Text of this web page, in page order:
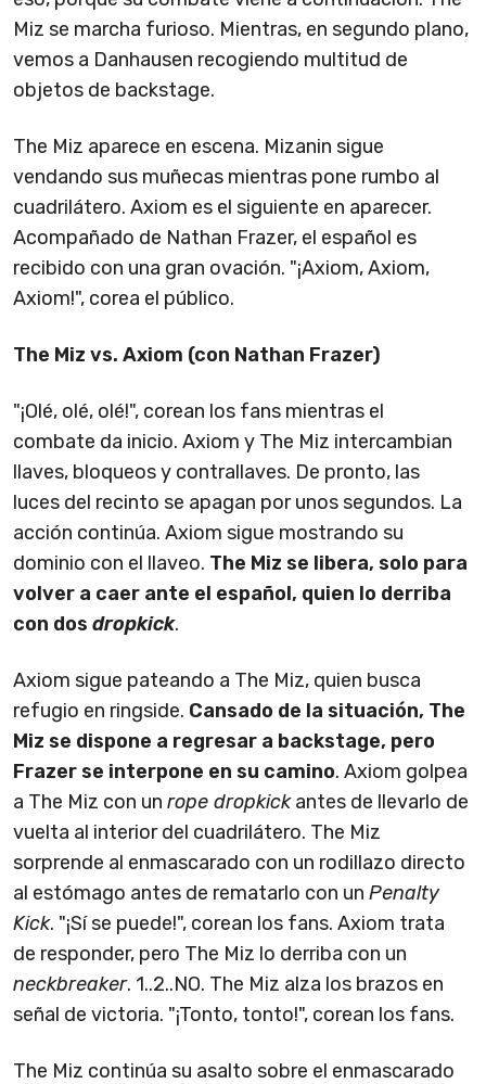
Miz se marcha furioso. Mientras, en segundo plano,
vemos a Danhausen recogiendo multitud de
objetos de backstage.
The Miz aparece en escena. Mizanin sigue
vendando sus muñecas mientras pone rumbo al
cuadrilátero. Axiom es el siguiente en aparecer.
Acompañado de Nathan Frazer, el español es
recibido con una gran ovación. "¡Axiom, Axiom,
Axiom!", corea el público.
The Miz vs. Axiom (con Nathan Frazer)
"¡Olé, olé, olé!", corean los fans mientras el
combate da inicio. Axiom y The Miz intercambian
llaves, bloqueos y contrallaves. De pronto, las
luces del recinto se apagan por unos segundos. La
acción continúa. Axiom sigue mostrando su
dominio con el llaveo. The Miz se libera, solo para
volver a caer ante el español, quien lo derriba
con dos dropkick.
Axiom sigue pateando a The Miz, quien busca
refugio en ringside. Cansado de la situación, The
Miz se dispone a regresar a backstage, pero
Frazer se interpone en su camino. Axiom golpea
a The Miz con un rope dropkickantes de llevarlo de
vuelta al interior del cuadrilátero. The Miz
sorprende al enmascarado con un rodillazo directo
al estómago antes de rematarlo con un Penalty
Kick. "¡Sí se puede!", corean los fans. Axiom trata
de responder, pero The Miz lo derriba con un
neckbreaker. 1..2..NO. The Miz alza los brazos en
señal de victoria. "¡Tonto, tonto!", corean los fans.
The Miz continúa su asalto sobre el enmascarado